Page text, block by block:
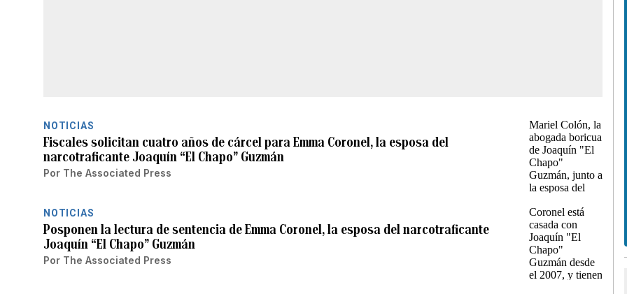
NOTICIAS
Fiscales solicitan cuatro años de cárcel para Emma Coronel, la esposa del
narcotraficante Joaquín “El Chapo” Guzmán
Por The Associated Press
NOTICIAS
Posponen la lectura de sentencia de Emma Coronel, la esposa del narcotraficante
Joaquín “El Chapo” Guzmán
Por The Associated Press